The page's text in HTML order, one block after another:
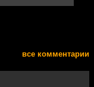
все комментарии